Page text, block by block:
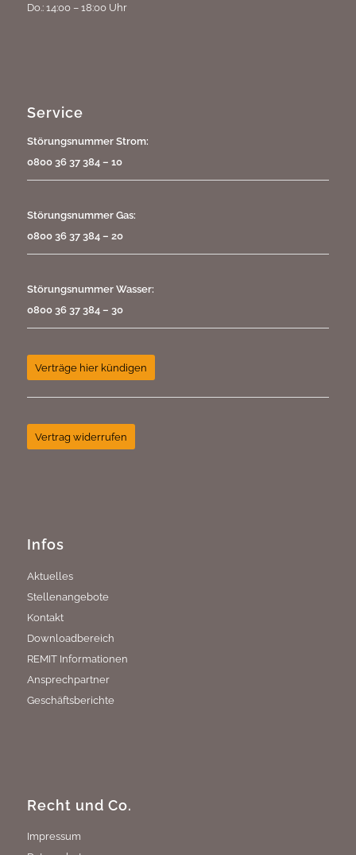
Do.: 14:00 – 18:00 Uhr
Service
Störungsnummer Strom:
0800 36 37 384 – 10
Störungsnummer Gas:
0800 36 37 384 – 20
Störungsnummer Wasser:
0800 36 37 384 – 30
Verträge hier kündigen
Vertrag widerrufen
Infos
Aktuelles
Stellenangebote
Kontakt
Downloadbereich
REMIT Informationen
Ansprechpartner
Geschäftsberichte
Recht und Co.
Impressum